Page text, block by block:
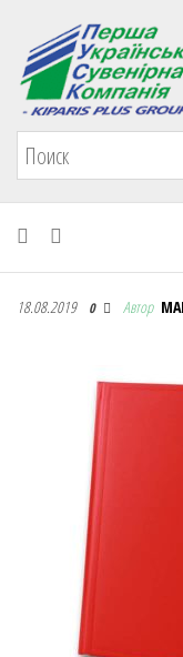
Первая
Первая Украинская
18.08.2019 0 Автор